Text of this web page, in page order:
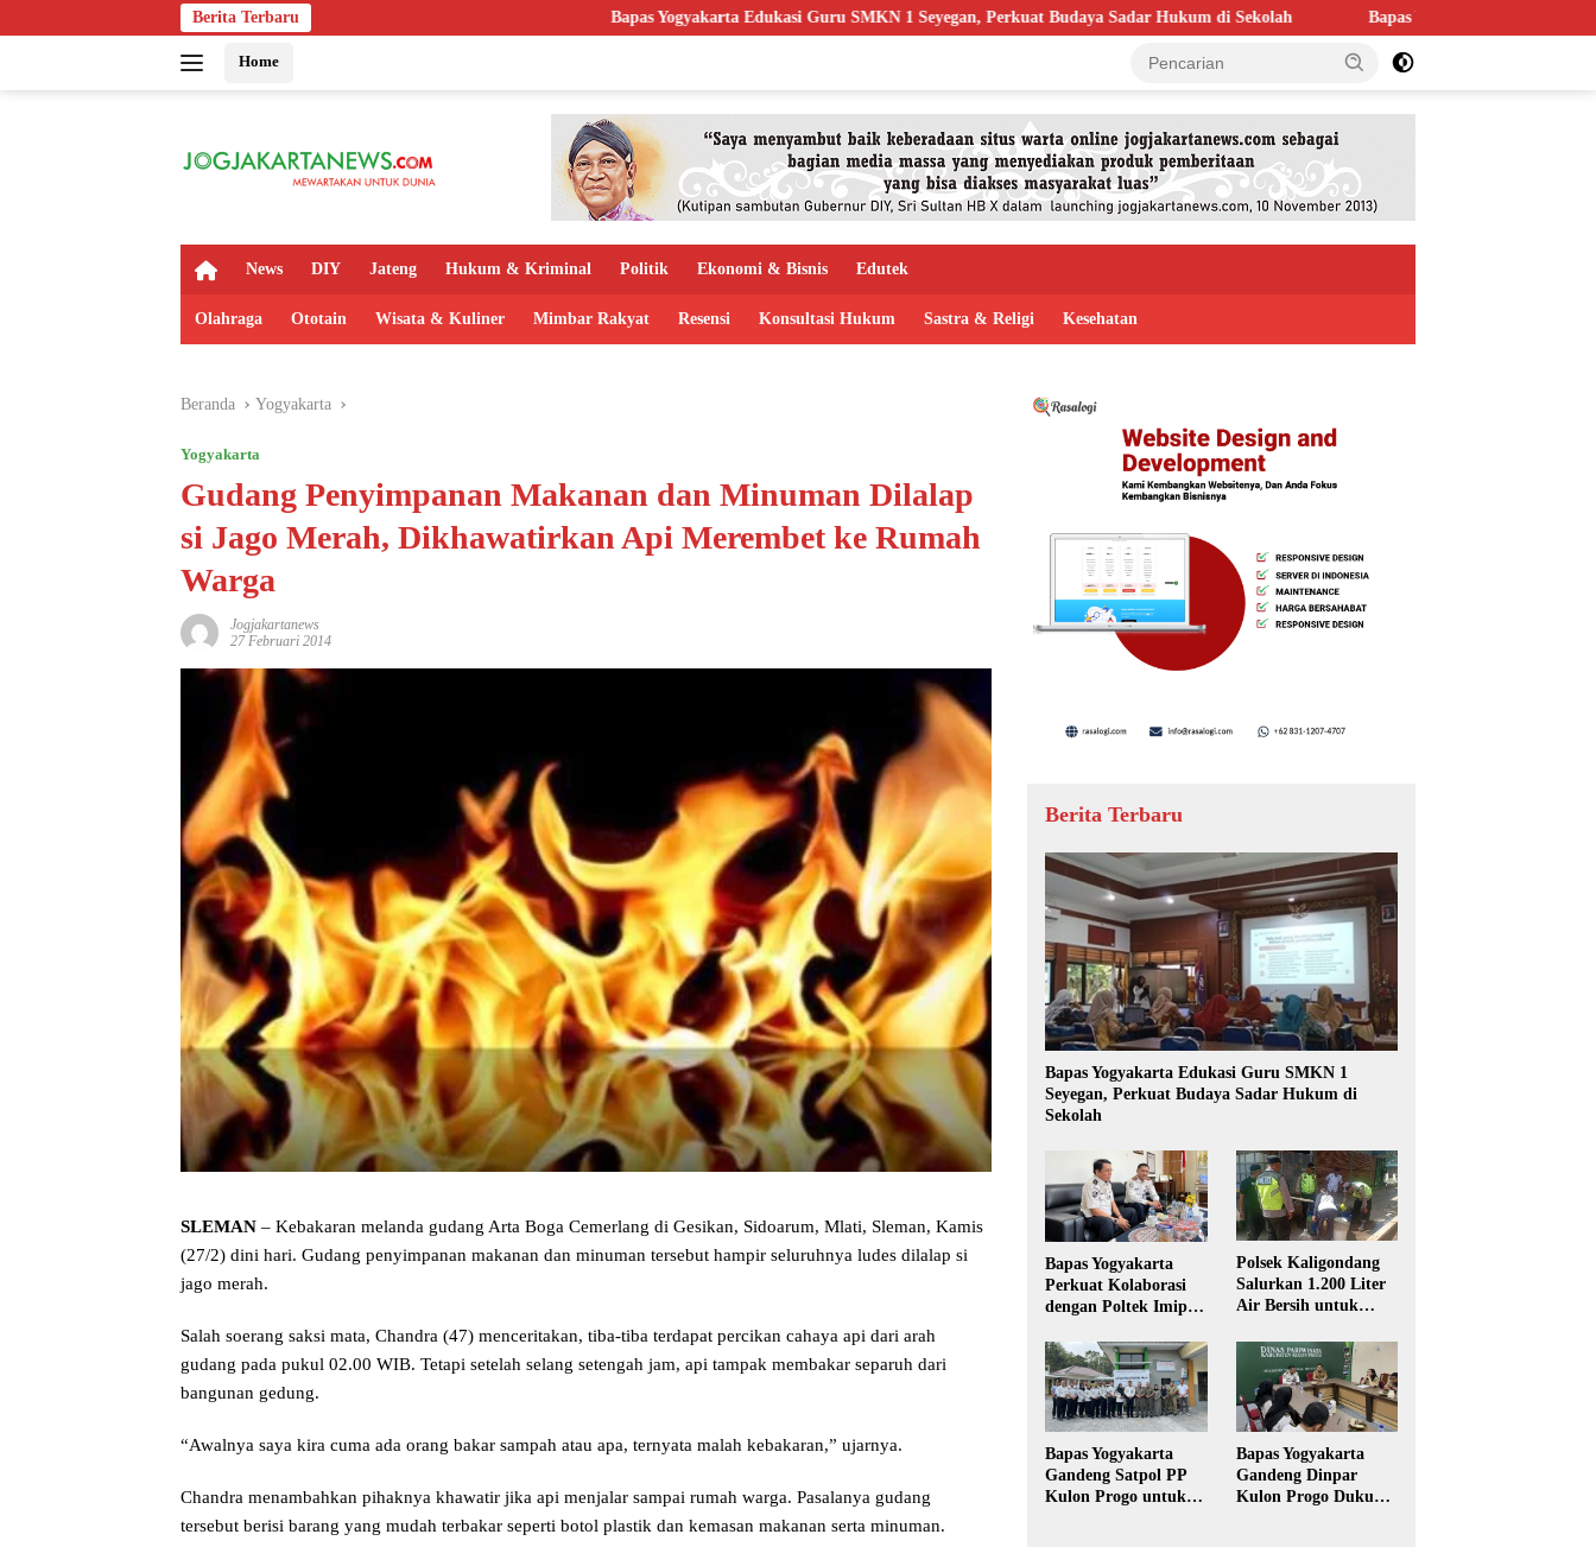
ke
Berita Terbaru Bapas Yogyakarta Edukasi Guru SMKN 1 Seyegan, Perkuat Budaya Sadar Hukum di Sekolah Bapas Yogyakarta Perkuat Kolaborasi dengan Poltek
Home
H
m
News DIY Jateng Hukum & Kriminal Politik Ekonomi & Bisnis Edutek
Olahraga Ototain Wisata & Kuliner Mimbar Rakyat Resensi Konsultasi Hukum Sastra & Religi Kesehatan
Beranda Yogyakarta
Yogyakarta
Gudang Penyimpanan Makanan dan Minuman Dilalap
si Jago Merah, Dikhawatirkan Api Merembet ke Rumah
Warga
Jogjakartanews
27 Februari 2014
SLEMAN – Kebakaran melanda gudang Arta Boga Cemerlang di Gesikan, Sidoarum, Mlati, Sleman, Kamis
(27/2) dini hari. Gudang penyimpanan makanan dan minuman tersebut hampir seluruhnya ludes dilalap si
jago merah.
Salah soerang saksi mata, Chandra (47) menceritakan, tiba-tiba terdapat percikan cahaya api dari arah
gudang pada pukul 02.00 WIB. Tetapi setelah selang setengah jam, api tampak membakar separuh dari
bangunan gedung.
“Awalnya saya kira cuma ada orang bakar sampah atau apa, ternyata malah kebakaran,” ujarnya.
Chandra menambahkan pihaknya khawatir jika api menjalar sampai rumah warga. Pasalanya gudang
tersebut berisi barang yang mudah terbakar seperti botol plastik dan kemasan makanan serta minuman.
Berita Terbaru
Bapas Yogyakarta Edukasi Guru SMKN 1
Seyegan, Perkuat Budaya Sadar Hukum di
Sekolah
Bapas Yogyakarta
Perkuat Kolaborasi
dengan Poltek Imipas,
Magang Taruna
Polsek Kaligondang
Salurkan 1.200 Liter
Air Bersih untuk
Kekeringan di
Purbalingga
Bapas Yogyakarta
Gandeng Satpol PP
Kulon Progo untuk
Bapas Yogyakarta
Gandeng Dinpar
Kulon Progo Dukung